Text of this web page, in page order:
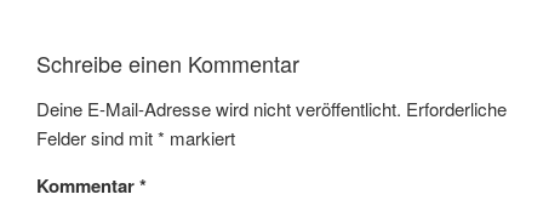
Schreibe einen Kommentar
Deine E-Mail-Adresse wird nicht veröffentlicht. Erforderliche
Felder sind mit* markiert
Kommentar*